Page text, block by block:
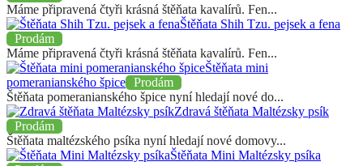
Máme připravená čtyři krásná štěňata kavalírů. Fen...
Štěňata Shih Tzu. pejsek a fena
Prodám
Máme připravená čtyři krásná štěňata kavalírů. Fen...
Štěňata mini
pomeranianského špice Prodám
Štěňata pomeranianského špice nyní hledají nové do...
Zdravá štěňata Maltézsky psík
Prodám
Štěňata maltézského psíka nyní hledají nové domovy...
Štěňata Mini Maltézsky psíka